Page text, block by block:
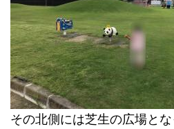
その北側には芝生の広場とな